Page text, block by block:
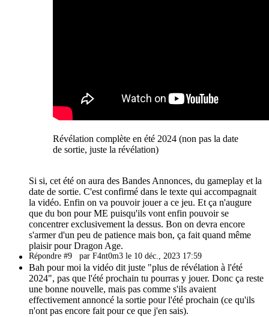
Révélation complète en été 2024 (non pas la date
de sortie, juste la révélation)
Si si, cet été on aura des Bandes Annonces, du gameplay et la
date de sortie. C'est confirmé dans le texte qui accompagnait
la vidéo. Enfin on va pouvoir jouer a ce jeu. Et ça n'augure
que du bon pour ME puisqu'ils vont enfin pouvoir se
concentrer exclusivement la dessus. Bon on devra encore
s'armer d'un peu de patience mais bon, ça fait quand même
plaisir pour Dragon Age.
Répondre #9 par F4nt0m3 le 10 déc., 2023 17:59
Bah pour moi la vidéo dit juste "plus de révélation à l'été
2024", pas que l'été prochain tu pourras y jouer. Donc ça reste
une bonne nouvelle, mais pas comme s'ils avaient
effectivement annoncé la sortie pour l'été prochain (ce qu'ils
n'ont pas encore fait pour ce que j'en sais).